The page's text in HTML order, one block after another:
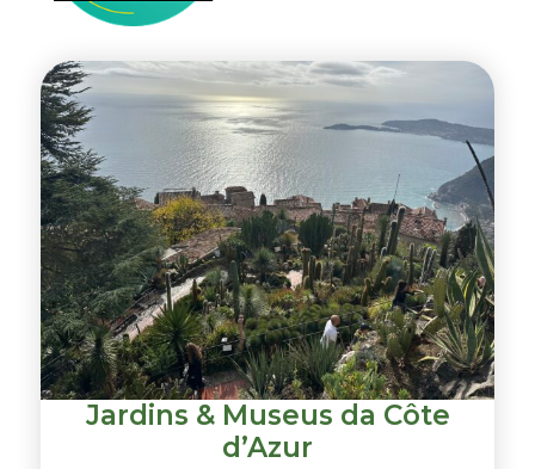
Jardins & Museus da Côte
d’Azur